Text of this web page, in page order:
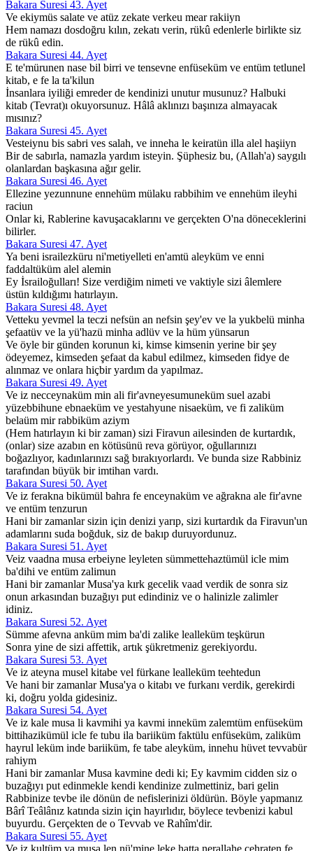
Bakara Suresi 43. Ayet
Ve ekiymüs salate ve atüz zekate verkeu mear rakiiyn
Hem namazı dosdoğru kılın, zekatı verin, rükû edenlerle birlikte siz
de rükû edin.
Bakara Suresi 44. Ayet
E te'mürunen nase bil birri ve tensevne enfüseküm ve entüm tetlunel
kitab, e fe la ta'kilun
İnsanlara iyiliği emreder de kendinizi unutur musunuz? Halbuki
kitab (Tevrat)ı okuyorsunuz. Hâlâ aklınızı başınıza almayacak
mısınız?
Bakara Suresi 45. Ayet
Vesteiynu bis sabri ves salah, ve inneha le keiratün illa alel haşiiyn
Bir de sabırla, namazla yardım isteyin. Şüphesiz bu, (Allah'a) saygılı
olanlardan başkasına ağır gelir.
Bakara Suresi 46. Ayet
Ellezine yezunnune ennehüm mülaku rabbihim ve ennehüm ileyhi
raciun
Onlar ki, Rablerine kavuşacaklarını ve gerçekten O'na döneceklerini
bilirler.
Bakara Suresi 47. Ayet
Ya beni israilezküru ni'metiyelleti en'amtü aleyküm ve enni
faddaltüküm alel alemin
Ey İsrailoğulları! Size verdiğim nimeti ve vaktiyle sizi âlemlere
üstün kıldığımı hatırlayın.
Bakara Suresi 48. Ayet
Vetteku yevmel la teczi nefsün an nefsin şey'ev ve la yukbelü minha
şefaatüv ve la yü'hazü minha adlüv ve la hüm yünsarun
Ve öyle bir günden korunun ki, kimse kimsenin yerine bir şey
ödeyemez, kimseden şefaat da kabul edilmez, kimseden fidye de
alınmaz ve onlara hiçbir yardım da yapılmaz.
Bakara Suresi 49. Ayet
Ve iz necceynaküm min ali fir'avneyesumuneküm suel azabi
yüzebbihune ebnaeküm ve yestahyune nisaeküm, ve fi zaliküm
belaüm mir rabbiküm aziym
(Hem hatırlayın ki bir zaman) sizi Firavun ailesinden de kurtardık,
(onlar) size azabın en kötüsünü reva görüyor, oğullarınızı
boğazlıyor, kadınlarınızı sağ bırakıyorlardı. Ve bunda size Rabbiniz
tarafından büyük bir imtihan vardı.
Bakara Suresi 50. Ayet
Ve iz ferakna bikümül bahra fe enceynaküm ve ağrakna ale fir'avne
ve entüm tenzurun
Hani bir zamanlar sizin için denizi yarıp, sizi kurtardık da Firavun'un
adamlarını suda boğduk, siz de bakıp duruyordunuz.
Bakara Suresi 51. Ayet
Veiz vaadna musa erbeiyne leyleten sümmettehaztümül icle mim
ba'dihi ve entüm zalimun
Hani bir zamanlar Musa'ya kırk gecelik vaad verdik de sonra siz
onun arkasından buzağıyı put edindiniz ve o halinizle zalimler
idiniz.
Bakara Suresi 52. Ayet
Sümme afevna anküm mim ba'di zalike lealleküm teşkürun
Sonra yine de sizi affettik, artık şükretmeniz gerekiyordu.
Bakara Suresi 53. Ayet
Ve iz ateyna musel kitabe vel fürkane lealleküm teehtedun
Ve hani bir zamanlar Musa'ya o kitabı ve furkanı verdik, gerekirdi
ki, doğru yolda gidesiniz.
Bakara Suresi 54. Ayet
Ve iz kale musa li kavmihi ya kavmi inneküm zalemtüm enfüseküm
bittihazikümül icle fe tubu ila bariiküm faktülu enfüseküm, zaliküm
hayrul leküm inde bariiküm, fe tabe aleyküm, innehu hüvet tevvabür
rahiym
Hani bir zamanlar Musa kavmine dedi ki; Ey kavmim cidden siz o
buzağıyı put edinmekle kendi kendinize zulmettiniz, bari gelin
Rabbinize tevbe ile dönün de nefislerinizi öldürün. Böyle yapmanız
Bârî Teâlânız katında sizin için hayırlıdır, böylece tevbenizi kabul
buyurdu. Gerçekten de o Tevvab ve Rahîm'dir.
Bakara Suresi 55. Ayet
Ve iz kultüm ya musa len nü'mine leke hatta nerallahe cehraten fe